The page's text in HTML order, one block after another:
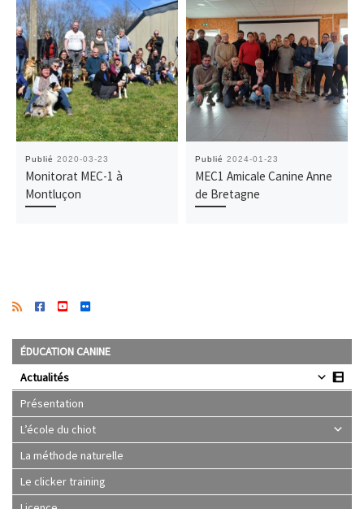
Publié 2020-03-23
Monitorat MEC-1 à
Montluçon
Publié 2024-01-23
MEC1 Amicale Canine Anne
de Bretagne
ÉDUCATION CANINE
Actualités
Présentation
L’école du chiot
La méthode naturelle
Le clicker training